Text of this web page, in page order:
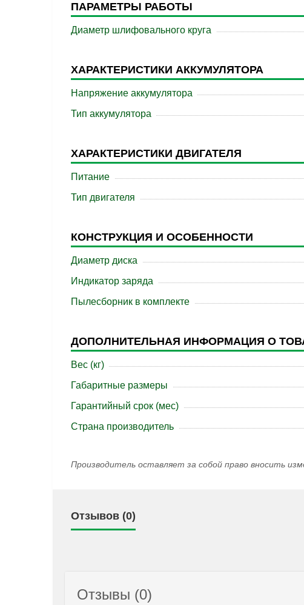
ПАРАМЕТРЫ РАБОТЫ
Диаметр шлифовального круга
ХАРАКТЕРИСТИКИ АККУМУЛЯТОРА
Напряжение аккумулятора
Тип аккумулятора
ХАРАКТЕРИСТИКИ ДВИГАТЕЛЯ
Питание
Тип двигателя
КОНСТРУКЦИЯ И ОСОБЕННОСТИ
Диаметр диска
Индикатор заряда
Пылесборник в комплекте
ДОПОЛНИТЕЛЬНАЯ ИНФОРМАЦИЯ О
Вес (кг)
Габаритные размеры
Гарантийный срок (мес)
Страна производитель
Производитель оставляет за собой право вносить
Отзывов (0)
Отзывы (0)